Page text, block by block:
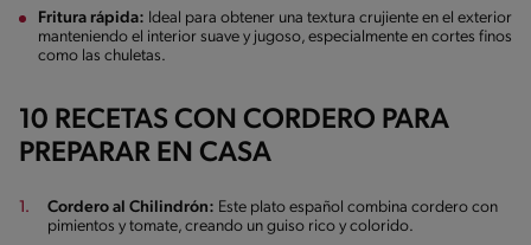
Fritura rápida: Ideal para obtener una textura crujiente en el exterior
manteniendo el interior suave y jugoso, especialmente en cortes finos
como las chuletas.
10 RECETAS CON CORDERO PARA
PREPARAR EN CASA
Cordero al Chilindrón: Este plato español combina cordero con
pimientos y tomate, creando un guiso rico y colorido.